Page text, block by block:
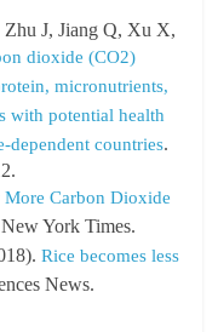
J, Jiang Q, Xu X,
dioxide (CO2)
micronutrients,
with potential health
dependent countries.
More Carbon Dioxide
York Times.
Rice becomes less
News.